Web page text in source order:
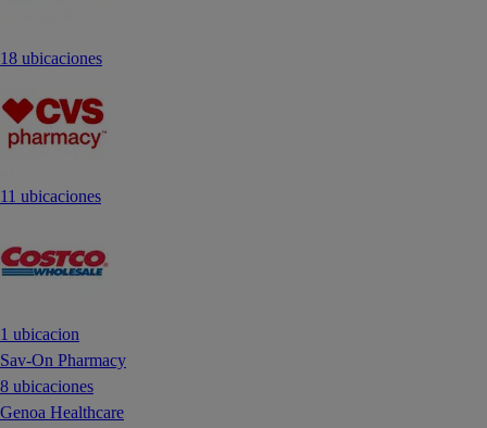
18 ubicaciones
11 ubicaciones
1 ubicacion
Sav-On Pharmacy
8 ubicaciones
Genoa Healthcare